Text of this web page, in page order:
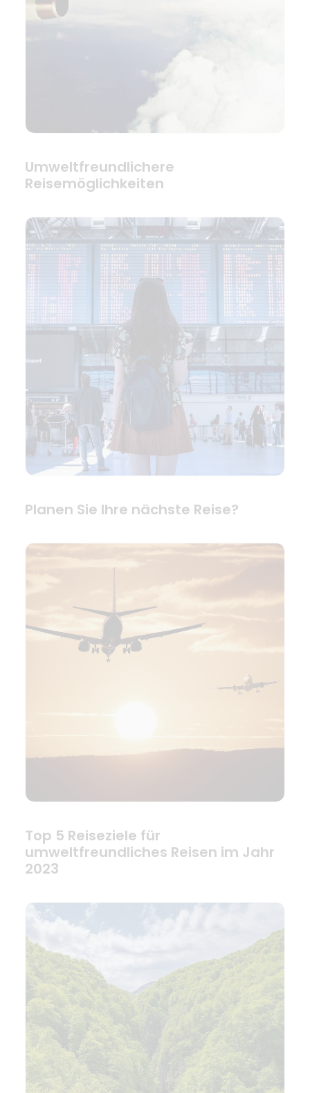
Umweltfreundlichere
Reisemöglichkeiten
Planen Sie Ihre nächste Reise?
Top 5 Reiseziele für
umweltfreundliches Reisen im Jahr
2023